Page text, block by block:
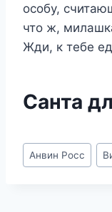
особу,
что ж,
Жди, к тебе
Санта
Метки
записи:
Анвин Росс